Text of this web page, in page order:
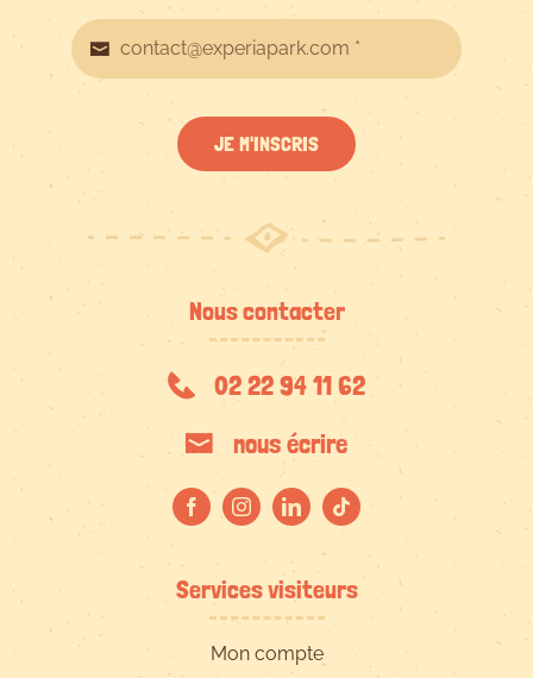
JE M'INSCRIS
Nous contacter
02 22 94 11 62
nous écrire
Services visiteurs
Mon compte